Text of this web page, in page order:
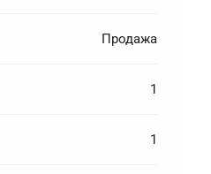
Продажа
1
1